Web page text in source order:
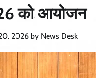
को आयोजन
2026 by News Desk